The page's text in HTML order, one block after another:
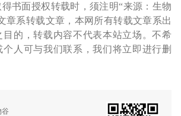
书面授权转载时，须注明“来源：生物
章系转载文章，本网所有转载文章系出
目的，转载内容不代表本站立场。不希
人可与我们联系，我们将立即进行删